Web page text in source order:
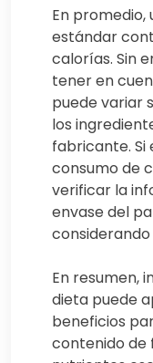
En
estándar
calorías. Sin
tener en
puede variar
los
fabricante.
consumo de
verificar la
envase del
En resumen,
dieta puede
beneficios
contenido de